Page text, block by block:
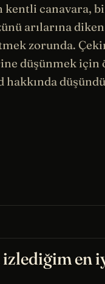
kentli canavara,
arılarına
zorunda.
düşünmek için
hakkında
izlediğim en